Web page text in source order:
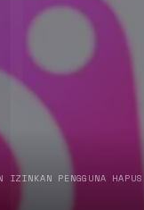
IZINKAN PENGGUNA